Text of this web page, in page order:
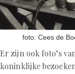
foto: Cees de
Er zijn ook foto’s
koninklijke